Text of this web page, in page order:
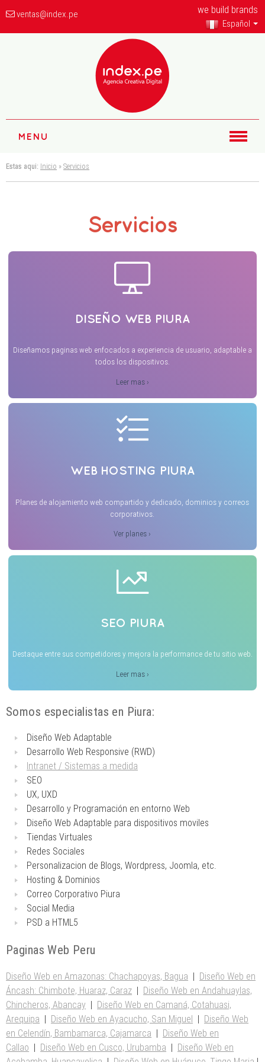
ventas@index.pe we build brands
Español
MENU
Estas aqui: Inicio »Servicios
Servicios
DISEÑO WEB PIURA
Diseñamos paginas web enfocados a experiencia de usuario, adaptable a
todos los dispositivos.
Leer mas ›
WEB HOSTING PIURA
Planes de alojamiento web compartido y dedicado, dominios y correos
corporativos.
Ver planes ›
SEO PIURA
Destaque entre sus competidores y mejora la performance de tu sitio web.
Leer mas ›
Somos especialistas en Piura:
Diseño Web Adaptable
Desarrollo Web Responsive (RWD)
Intranet / Sistemas a medida
SEO
UX, UXD
Desarrollo y Programación en entorno Web
Diseño Web Adaptable para dispositivos moviles
Tiendas Virtuales
Redes Sociales
Personalizacion de Blogs, Wordpress, Joomla, etc.
Hosting & Dominios
Correo Corporativo Piura
Social Media
PSD a HTML5
Paginas Web Peru
Diseño Web en Amazonas: Chachapoyas, Bagua | Diseño Web en
Áncash: Chimbote, Huaraz, Caraz | Diseño Web en Andahuaylas,
Chincheros, Abancay | Diseño Web en Camaná, Cotahuasi,
Arequipa | Diseño Web en Ayacucho, San Miguel | Diseño Web
en Celendín, Bambamarca, Cajamarca | Diseño Web en
Callao | Diseño Web en Cusco, Urubamba | Diseño Web en